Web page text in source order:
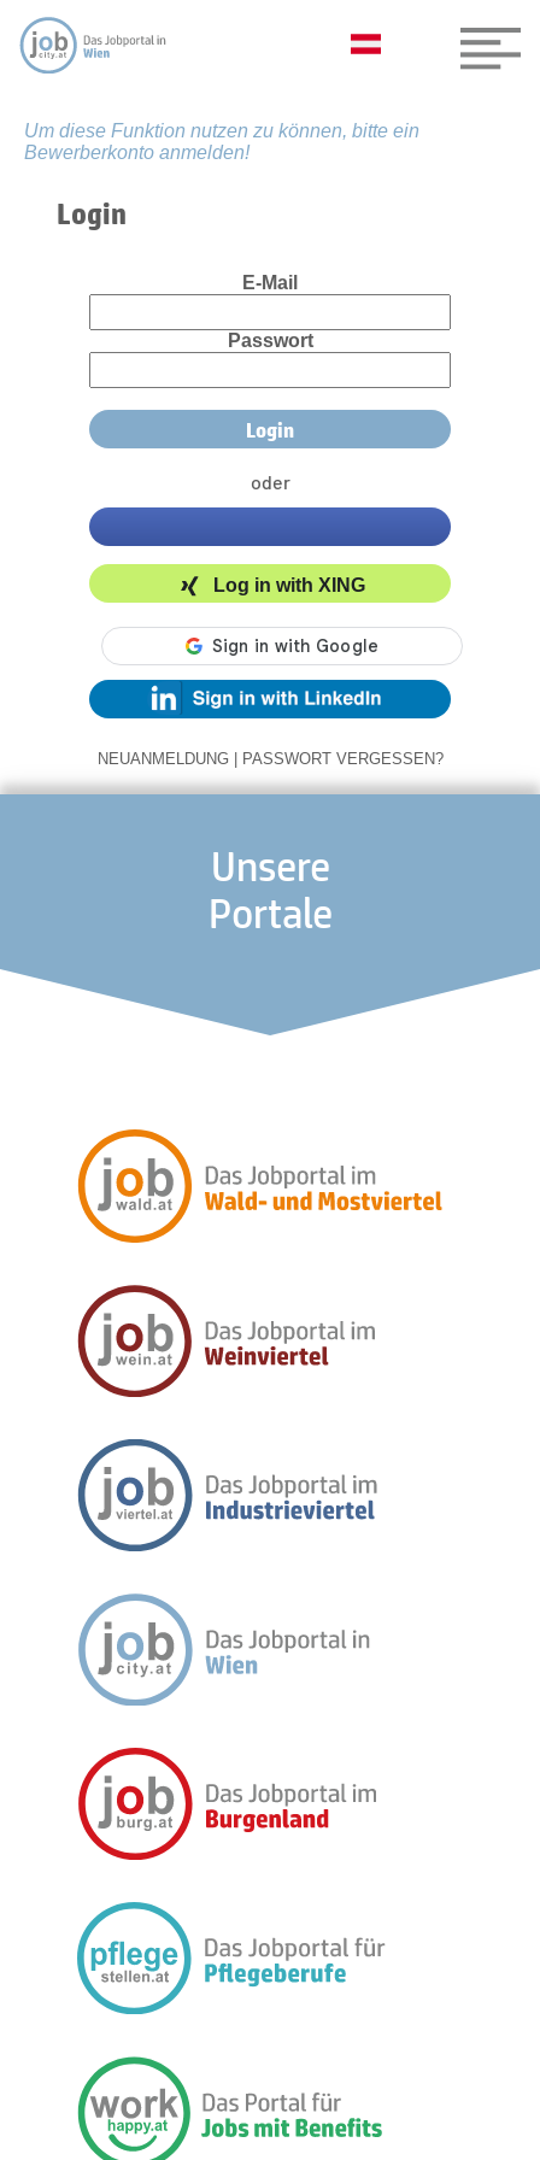
Um diese Funktion nutzen zu können, bitte ein
Bewerberkonto anmelden!
Login
E-Mail
Passwort
oder
Log in with XING
NEUANMELDUNG | PASSWORT VERGESSEN?
Unsere
Portale